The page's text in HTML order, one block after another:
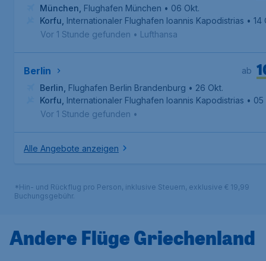
München Flughafen München • 06 Okt.
Korfu Internationaler Flughafen Ioannis Kapodistrias • 14
Vor 1 Stunde gefunden • Lufthansa
Berlin
ab
Berlin Flughafen Berlin Brandenburg • 26 Okt.
Korfu Internationaler Flughafen Ioannis Kapodistrias • 05
Vor 1 Stunde gefunden •
Alle Angebote anzeigen
*Hin- und Rückflug pro Person, inklusive Steuern, exklusive € 19,99
Buchungsgebühr.
Andere Flüge Griechenland